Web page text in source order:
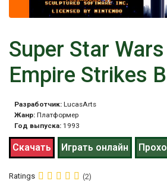
Super Star
Empire Strikes
Разработчик: LucasArts
Жанр: Платформер
Год выпуска: 1993
Скачать Играть онлайн
Ratings (2)